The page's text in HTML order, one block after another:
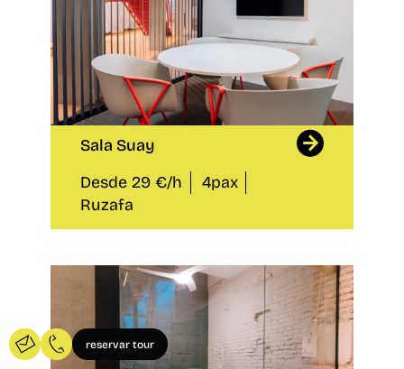
Sala Suay
Desde 29 €/h
4pax
Ruzafa
reservar tour